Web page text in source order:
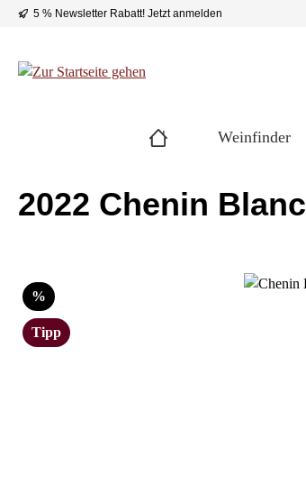
Hauptinhalt springen
Zur Suche springen
Zur Hauptnavigation springen
5 % Newsletter Rabatt! Jetzt anmelden
Weinfinder
2022 Chenin Blanc
Bildergalerie überspringen
% Rabatt
Tipp